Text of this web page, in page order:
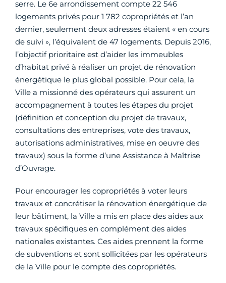
serre. Le 6e arrondissement compte 22 546
logements privés pour 1 782 copropriétés et l’an
dernier, seulement deux adresses étaient « en cours
de suivi », l’équivalent de 47 logements. Depuis 2016,
l’objectif prioritaire est d’aider les immeubles
d’habitat privé à réaliser un projet de rénovation
énergétique le plus global possible. Pour cela, la
Ville a missionné des opérateurs qui assurent un
accompagnement à toutes les étapes du projet
(définition et conception du projet de travaux,
consultations des entreprises, vote des travaux,
autorisations administratives, mise en oeuvre des
travaux) sous la forme d’une Assistance à Maîtrise
d’Ouvrage.
Pour encourager les copropriétés à voter leurs
travaux et concrétiser la rénovation énergétique de
leur bâtiment, la Ville a mis en place des aides aux
travaux spécifiques en complément des aides
nationales existantes. Ces aides prennent la forme
de subventions et sont sollicitées par les opérateurs
de la Ville pour le compte des copropriétés.